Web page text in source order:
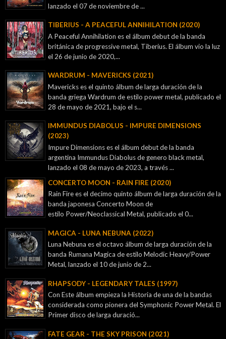
lanzado el 07 de noviembre de ...
TIBERIUS - A PEACEFUL ANNIHILATION (2020)
A Peaceful Annihilation es el álbum debut de la banda
británica de progressive metal, Tiberius. El álbum vio la luz
el 26 de junio de 2020,...
WARDRUM - MAVERICKS (2021)
Mavericks es el quinto álbum de larga duración de la
banda griega Wardrum de estilo power metal, publicado el
28 de mayo de 2021, bajo el s...
IMMUNDUS DIABOLUS - IMPURE DIMENSIONS
(2023)
Impure Dimensions es el álbum debut de la banda
argentina Immundus Diabolus de genero black metal,
lanzado el 08 de mayo de 2023, a través ...
CONCERTO MOON - RAIN FIRE (2020)
Rain Fire es el decimo quinto álbum de larga duración de la
banda japonesa Concerto Moon de
estilo Power/Neoclassical Metal, publicado el 0...
MAGICA - LUNA NEBUNA (2022)
Luna Nebuna es el octavo álbum de larga duración de la
banda Rumana Magica de estilo Melodic Heavy/Power
Metal, lanzado el 10 de junio de 2...
RHAPSODY - LEGENDARY TALES (1997)
Con Este álbum empieza la Historia de una de la bandas
considerada como pionera del Symphonic Power Metal. El
Primer disco de larga duració...
FATE GEAR - THE SKY PRISON (2021)